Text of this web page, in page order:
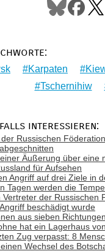
Karpaten
Tschernihiw
interessieren:
Russischen
Äußerung über eine
für Aufsehen
Angriff auf drei Ziele in
Tagen werden die
Vertreter der Russischen
beschädigt wurde
aus sieben
hat ein Lagerhaus
Zug verpasst: 8
Wechsel des